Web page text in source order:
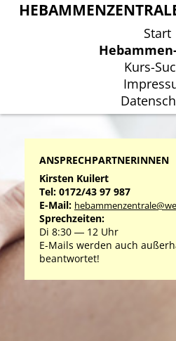
Start
Kurs-
Start
Kurs-
ANSPRECHPARTNERINNEN
Kirsten Kuilert
Tel: 0172/43 97 987
E-Mail:
Sprechzeiten:
Di 8:30 ― 12 Uhr
E-Mails werden auch
beantwortet!